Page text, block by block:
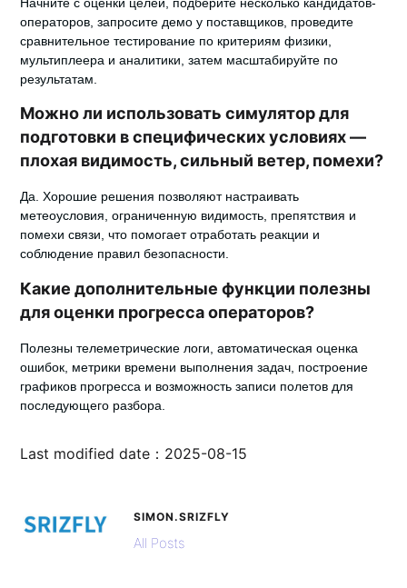
операторов, запросите демо у поставщиков, проведите
сравнительное тестирование по критериям физики,
мультиплеера и аналитики, затем масштабируйте по
результатам.
Можно ли использовать симулятор для
подготовки в специфических условиях —
плохая видимость, сильный ветер, помехи?
Да. Хорошие решения позволяют настраивать
метеоусловия, ограниченную видимость, препятствия и
помехи связи, что помогает отработать реакции и
соблюдение правил безопасности.
Какие дополнительные функции полезны
для оценки прогресса операторов?
Полезны телеметрические логи, автоматическая оценка
ошибок, метрики времени выполнения задач, построение
графиков прогресса и возможность записи полетов для
последующего разбора.
Last modified date：2025-08-15
SIMON.SRIZFLY
All Posts